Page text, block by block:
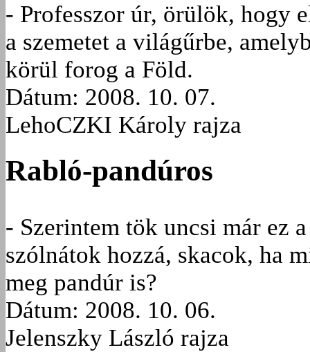
- Professzor úr, örülök, hogy
a szemetet a világűrbe,
körül forog a Föld.
Dátum: 2008. 10. 07.
LehoCZKI Károly rajza
Rabló-pandúros
- Szerintem tök uncsi már ez
szólnátok hozzá, skacok, ha
meg pandúr is?
Dátum: 2008. 10. 06.
Jelenszky László rajza